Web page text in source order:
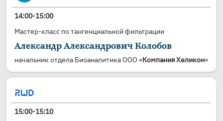
14:00-15:00
Мастер-класс по тангенциальной фильтрации
Александр Александрович Колобов
начальник отдела Биоаналитика ООО«Компания Хеликон»
15:00-15:10